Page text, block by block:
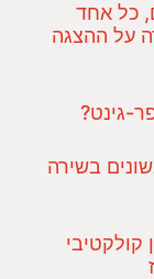
כל אחד
על ההצגה
גינט?
בשירה
קולקטיבי